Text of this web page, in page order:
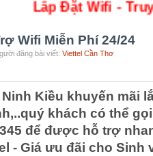
Lắp Đặt
Wifi Miễn Phí 24/24
đăng bài viết: Viettel Cần Thơ
Kiều khuyến mãi
khách có thể gọi
để được hỗ trợ
- Giá ưu đãi cho Sinh